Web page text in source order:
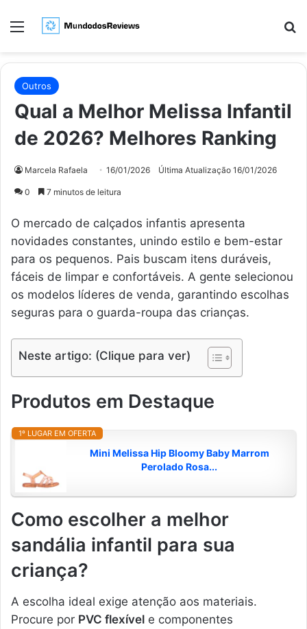
Menu
Outros
Qual a Melhor Melissa Infantil
de 2026? Melhores Ranking
Marcela Rafaela 16/01/2026 Última Atualização 16/01/2026
0 7 minutos de leitura
O mercado de calçados infantis apresenta
novidades constantes, unindo estilo e bem-estar
para os pequenos. Pais buscam itens duráveis,
fáceis de limpar e confortáveis. A gente selecionou
os modelos líderes de venda, garantindo escolhas
seguras para o guarda-roupa das crianças.
Neste artigo: (Clique para ver)
Produtos em Destaque
1º LUGAR EM OFERTA
Mini Melissa Hip Bloomy Baby Marrom
Perolado Rosa...
Como escolher a melhor
sandália infantil para sua
criança?
A escolha ideal exige atenção aos materiais.
Procure por PVC flexível e componentes